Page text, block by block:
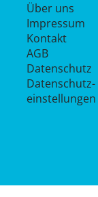
Über uns
Impressum
Kontakt
AGB
Datenschutz
Datenschutz­
einstellungen